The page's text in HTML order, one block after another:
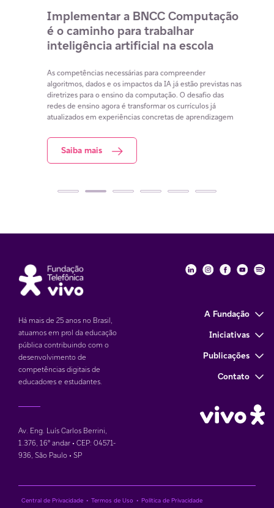
Implementar a BNCC Computação
é o caminho para trabalhar
inteligência artificial na escola
As competências necessárias para compreender
algoritmos, dados e os impactos da IA já estão previstas nas
diretrizes para o ensino da computação. O desafio das
redes de ensino agora é transformar os currículos já
atualizados em experiências concretas de aprendizagem
Saiba mais
Há mais de 25 anos no Brasil,
atuamos em prol da educação
pública contribuindo com o
desenvolvimento de
competências digitais de
educadores e estudantes.
Av. Eng. Luís Carlos Berrini,
1.376, 16° andar • CEP: 04571-
936, São Paulo • SP
Fundação
Fundação
A Fundação
Iniciativas
Publicações
Contato
Central de Privacidade • Termos de Uso • Política de Privacidade